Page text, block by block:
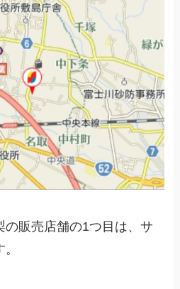
の販売店舗の1つ目は、サ